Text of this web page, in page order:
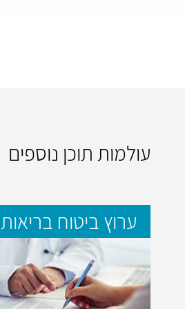
עולמות תוכן נוספים
ערוץ ביטוח בריאות